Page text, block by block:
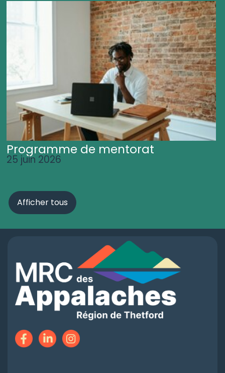
Programme de mentorat
25 juin 2026
Afficher tous